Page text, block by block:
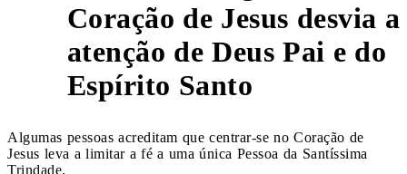
Coração de Jesus desvia a
atenção de Deus Pai e do
Espírito Santo
Algumas pessoas acreditam que centrar-se no Coração de
Jesus leva a limitar a fé a uma única Pessoa da Santíssima
Trindade.